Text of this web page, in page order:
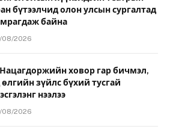
бүтээлчид олон улсын сургалтад
байна
08/2026
ховор гар бичмэл,
өлгийн зүйлс бүхий тусгай
нээлээ
08/2026